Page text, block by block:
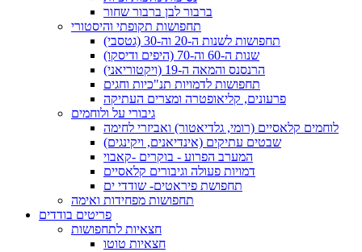
ברבור לבן ברבור שחור
תחפושות תקופתי והיסטורי
תחפושות לשנות ה-20 וה-30 (גטסבי)
שנות ה-60 וה-70 (היפים ודיסקו)
הרנסנס והמאה ה-19 (ויקטוריאני)
תחפושות לדמויות תנ"כיות וחגים
פרעונים, קליאופטרה ומצרים העתיקה
גיבורי על ולוחמים
לוחמים קלאסיים (רומי, גלדיאטור) ואביזרי לחימה
שבטים עתיקים (אינדיאנים, ויקינגים)
המערב הפרוע - בוקרים -קאבוי
דמויות פעולה וגיבורים קלאסיים
תחפושת פיראטים- שודדי ים
תחפושות מפחידות ואימה
פריטים בודדים
חצאיות לתחפושות
חצאיות טוטו